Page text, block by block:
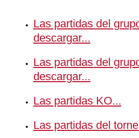
Las partidas del
descargar...
Las partidas del
descargar...
Las partidas KO...
Las partidas del